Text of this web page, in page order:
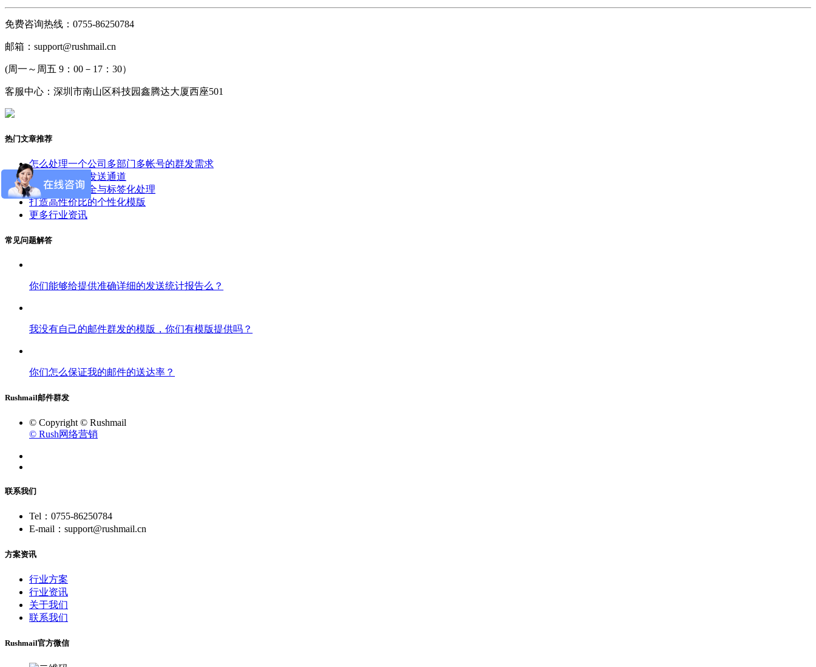
免费咨询热线：0755-86250784
邮箱：support@rushmail.cn
(周一～周五 9：00－17：30）
客服中心：深圳市南山区科技园鑫腾达大厦西座501
热门文章推荐
怎么处理一个公司多部门多帐号的群发需求
怎么选择邮件发送通道
邮件群发的安全与标签化处理
打造高性价比的个性化模版
更多行业资讯
常见问题解答
你们能够给提供准确详细的发送统计报告么？
我没有自己的邮件群发的模版，你们有模版提供吗？
你们怎么保证我的邮件的送达率？
Rushmail邮件群发
© Copyright © Rushmail
© Rush网络营销
联系我们
Tel：0755-86250784
E-mail：support@rushmail.cn
方案资讯
行业方案
行业资讯
关于我们
联系我们
Rushmail官方微信